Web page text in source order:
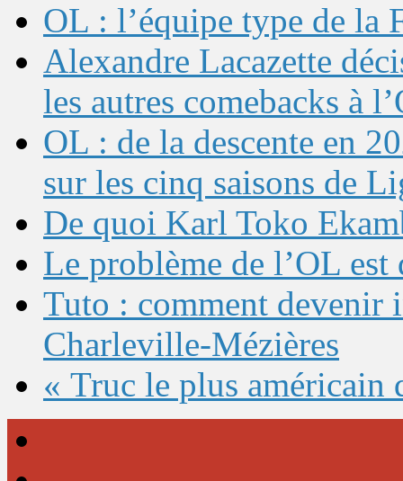
OL : l’équipe type de la
Alexandre Lacazette
les autres comebacks à
OL : de la descente en
sur les cinq saisons de
De quoi Karl Toko
Le problème de l’OL
Tuto : comment devenir
Charleville-Mézières
« Truc le plus américain